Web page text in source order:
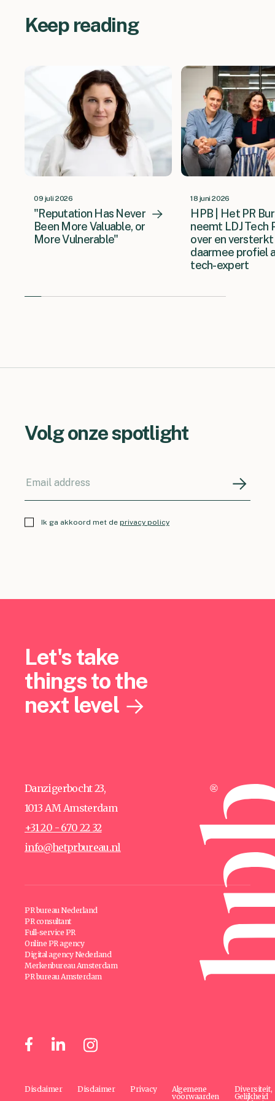
Keep reading
09 juli 2026
"Reputation Has Never
Been More Valuable, or
More Vulnerable"
18 juni 2026
HPB | Het PR
neemt LDJ Tech
over en versterkt
daarmee profiel
tech-expert
Volg onze spotlight
Ik ga akkoord met de privacy policy
Let's take
things to the
next level
Danzigerbocht 23,
1013 AM Amsterdam
+31 20 - 670 22 32
info@hetprbureau.nl
PR bureau Nederland
PR consultant
Full-service PR
Online PR agency
Digital agency Nederland
Merkenbureau Amsterdam
PR bureau Amsterdam
Disclaimer Disclaimer Privacy
Algemene
voorwaarden
Diversiteit,
Gelijkheid